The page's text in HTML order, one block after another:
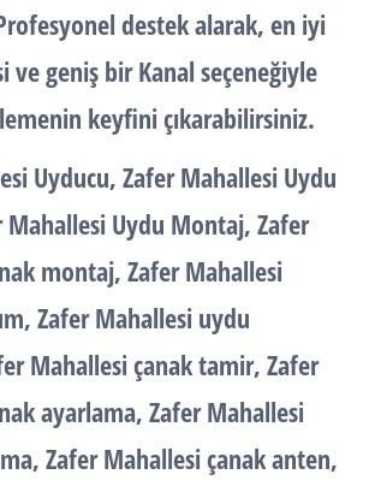
destek alarak, en iyi
ve geniş bir Kanal seçeneğiyle
keyfini çıkarabilirsiniz.
Uyducu, Zafer Mahallesi Uydu
Mahallesi Uydu Montaj, Zafer
montaj, Zafer Mahallesi
Zafer Mahallesi uydu
Mahallesi çanak tamir, Zafer
ayarlama, Zafer Mahallesi
Zafer Mahallesi çanak anten,